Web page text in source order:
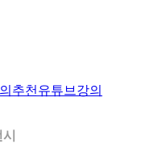
추천유튜브강의